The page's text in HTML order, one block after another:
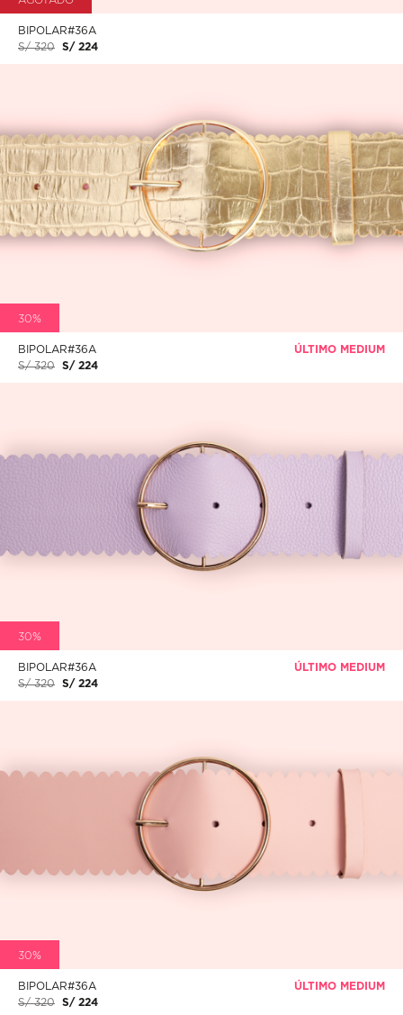
BIPOLAR#36A
S/ 320 S/ 224
30%
BIPOLAR#36A
S/ 320 S/ 224
30%
BIPOLAR#36A
S/ 320 S/ 224
30%
BIPOLAR#36A
S/ 320 S/ 224